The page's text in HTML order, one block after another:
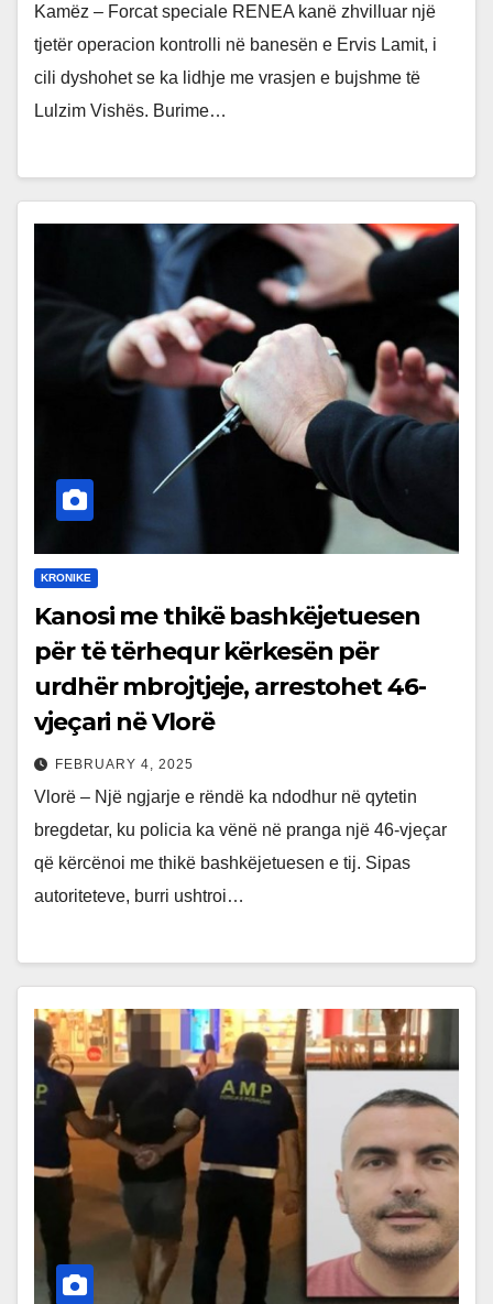
Kamëz – Forcat speciale RENEA kanë zhvilluar një
tjetër operacion kontrolli në banesën e Ervis Lamit, i
cili dyshohet se ka lidhje me vrasjen e bujshme të
Lulzim Vishës. Burime…
KRONIKE
Kanosi me thikë bashkëjetuesen
për të tërhequr kërkesën për
urdhër mbrojtjeje, arrestohet 46-
vjeçari në Vlorë
FEBRUARY 4, 2025
Vlorë – Një ngjarje e rëndë ka ndodhur në qytetin
bregdetar, ku policia ka vënë në pranga një 46-vjeçar
që kërcënoi me thikë bashkëjetuesen e tij. Sipas
autoriteteve, burri ushtroi…